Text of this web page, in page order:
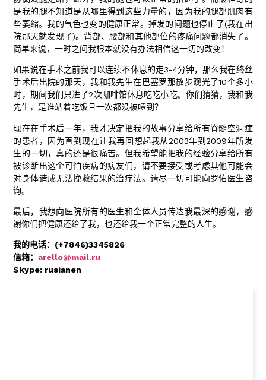
是我的腿不知道是从哪里得到这些力量的，因为我的腿部肌肉有
些萎缩。我的气色也变的健康正常。掉发的问题也停止了(我在出
院那天就发现了)。背部、腰部和其他部位的疼痛问题都消失了。
简单来说，一时之间我根本就没有办法相信这一切的改变！
如果说在手术之前我可以连续不休息的走3-4分钟，那么我在终丝
手术后出院的那天，我和我先生在巴塞罗那散步观光了10个多小
时，期间我们只进了2次咖啡馆休息吃吃小吃。你们猜猜，我和我
先生，是谁站着吃饭且一次都没被噎到？
现在在手术后一年，我才决定把我的故事分享给所有脊髓空洞症
的患者，因为直到现在让我再回想起我从2003年到2009年所发
生的一切，真的还是很痛苦。但我希望能把我的经验分享给所有
被诊断出这个可怕疾病的病友们，请不要接受或考虑其他可能会
对身体造成无法挽救结果的治疗法。请尽一切可能向罗佑医生咨
询。
最后，我想向医院所有的医生和全体人员传达我最深的感谢，感
谢你们把健康还给了我，也还给我一个正常完整的人生。
我的电话：(+7846)3345826
信箱：arello@mail.ru
Skype: rusianen